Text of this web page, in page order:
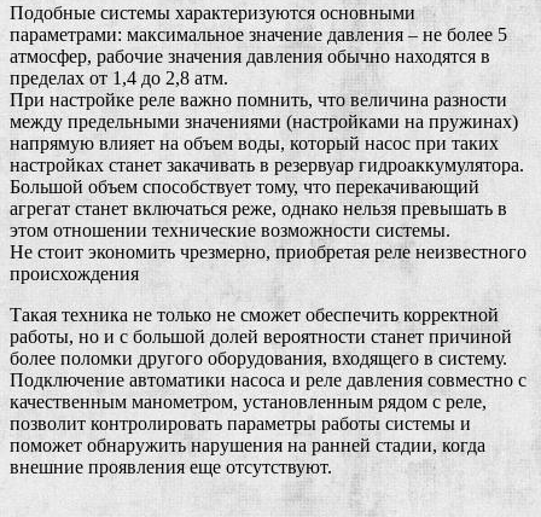
Подобные системы характеризуются основными
параметрами: максимальное значение давления – не более 5
атмосфер, рабочие значения давления обычно находятся в
пределах от 1,4 до 2,8 атм.
При настройке реле важно помнить, что величина разности
между предельными значениями (настройками на пружинах)
напрямую влияет на объем воды, который насос при таких
настройках станет закачивать в резервуар гидроаккумулятора.
Большой объем способствует тому, что перекачивающий
агрегат станет включаться реже, однако нельзя превышать в
этом отношении технические возможности системы.
Не стоит экономить чрезмерно, приобретая реле неизвестного
происхождения
Такая техника не только не сможет обеспечить корректной
работы, но и с большой долей вероятности станет причиной
более поломки другого оборудования, входящего в систему.
Подключение автоматики насоса и реле давления совместно с
качественным манометром, установленным рядом с реле,
позволит контролировать параметры работы системы и
поможет обнаружить нарушения на ранней стадии, когда
внешние проявления еще отсутствуют.